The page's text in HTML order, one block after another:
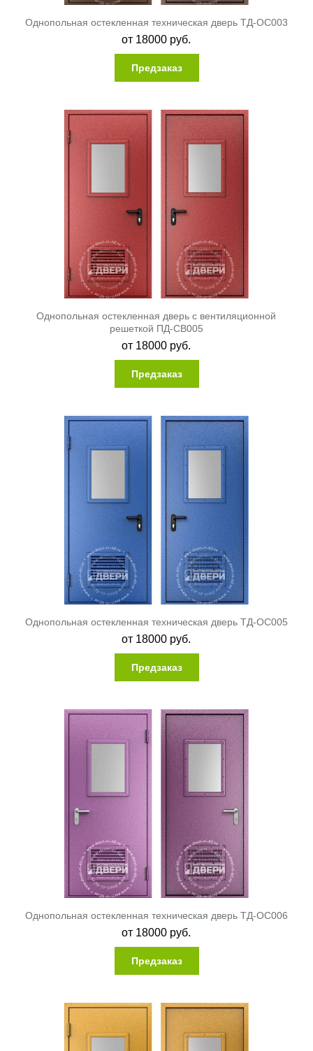
Однопольная остекленная техническая дверь ТД-ОС003
от 18000 руб.
Предзаказ
Однопольная остекленная дверь с вентиляционной
решеткой ПД-СВ005
от 18000 руб.
Предзаказ
Однопольная остекленная техническая дверь ТД-ОС005
от 18000 руб.
Предзаказ
Однопольная остекленная техническая дверь ТД-ОС006
от 18000 руб.
Предзаказ